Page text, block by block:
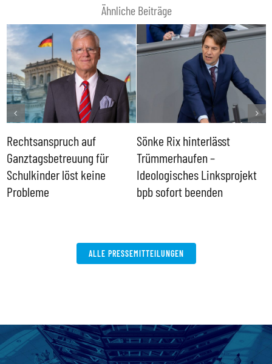
Ähnliche Beiträge
Rechtsanspruch auf
Ganztagsbetreuung für
Schulkinder löst keine
Probleme
Sönke Rix hinterlässt
Trümmerhaufen –
Ideologisches Linksprojekt
bpb sofort beenden
ALLE PRESSEMITTEILUNGEN